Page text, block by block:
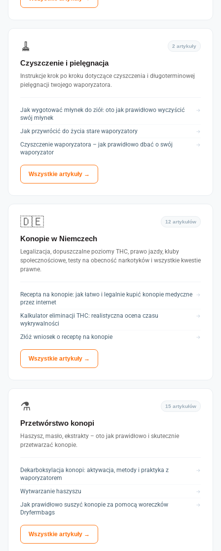
🧹 2 artykuły
Czyszczenie i pielęgnacja
Instrukcje krok po kroku dotyczące czyszczenia i długoterminowej
pielęgnacji twojego waporyzatora.
Jak wygotować młynek do ziół: oto jak prawidłowo wyczyścić
swój młynek
→
Jak przywrócić do życia stare waporyzatory →
Czyszczenie waporyzatora – jak prawidłowo dbać o swój
waporyzator
→
Wszystkie artykuły →
🇩🇪 12 artykułów
Konopie w Niemczech
Legalizacja, dopuszczalne poziomy THC, prawo jazdy, kluby
społecznościowe, testy na obecność narkotyków i wszystkie kwestie
prawne.
Recepta na konopie: jak łatwo i legalnie kupić konopie medyczne
przez internet
→
Kalkulator eliminacji THC: realistyczna ocena czasu
wykrywalności
→
Złóż wniosek o receptę na konopie →
Wszystkie artykuły →
⚗️ 15 artykułów
Przetwórstwo konopi
Haszysz, masło, ekstrakty – oto jak prawidłowo i skutecznie
przetwarzać konopie.
Dekarboksylacja konopi: aktywacja, metody i praktyka z
waporyzatorem
→
Wytwarzanie haszyszu →
Jak prawidłowo suszyć konopie za pomocą woreczków
Dryfermbags
→
Wszystkie artykuły →